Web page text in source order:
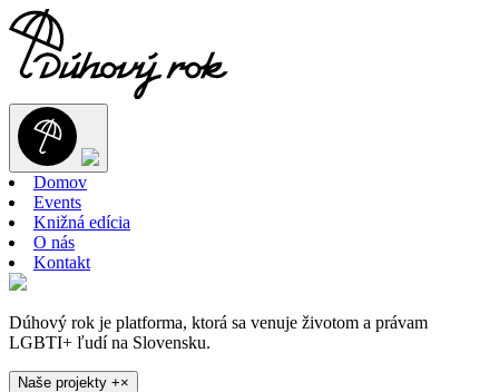
Domov
Events
Knižná edícia
O nás
Kontakt
Dúhový rok je platforma, ktorá sa venuje životom a právam
LGBTI+ ľudí na Slovensku.
Naše projekty +×